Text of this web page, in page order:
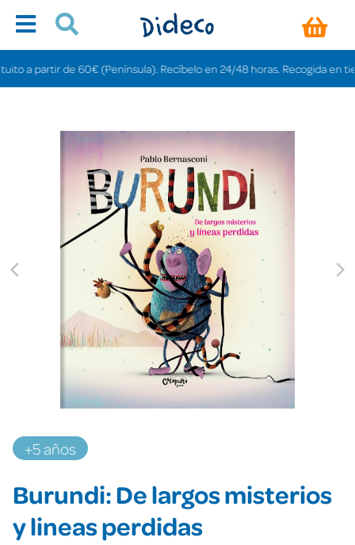
partir de 60€ (Península). Recíbelo en 24/48 horas. Recogida en
+5 años
Burundi: De largos misterios
y lineas perdidas